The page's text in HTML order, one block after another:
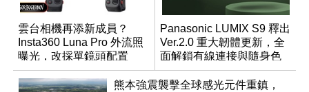
雲台相機再添新成員？
Insta360 Luna Pro 外流照
曝光，改採單鏡頭配置
Panasonic LUMIX S9 釋出
Ver.2.0 重大韌體更新，全
面解鎖有線連接與隨身色
調編輯
熊本強震襲擊全球感光元件重鎮，